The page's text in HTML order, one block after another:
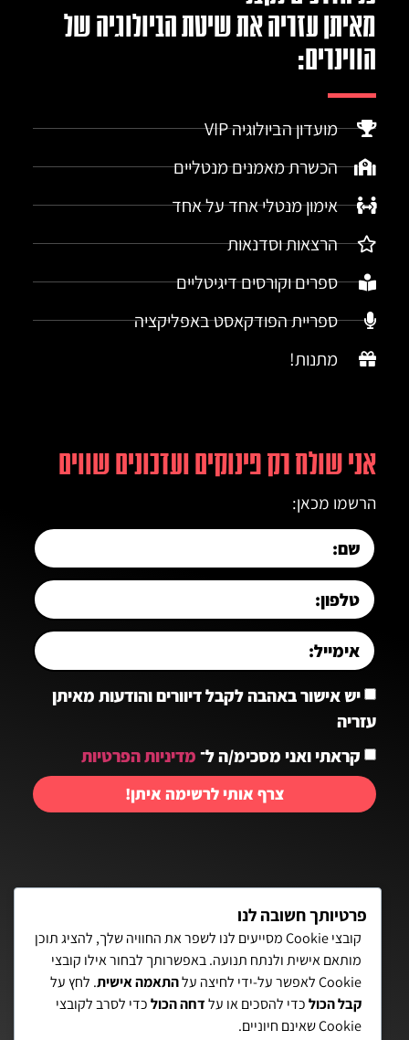
מאיתן עזריה את שיטת הביולוגיה של
הווינרים:
מועדון הביולוגיה VIP
הכשרת מאמנים מנטליים
אימון מנטלי אחד על אחד
הרצאות וסדנאות
ספרים וקורסים דיגיטליים
ספריית הפודקאסט באפליקציה
מתנות!
אני שולח רק פינוקים ועדכונים שווים
הרשמו מכאן:
יש אישור באהבה לקבל דיוורים והודעות מאיתן
עזריה
קראתי ואני מסכימ/ה ל־ מדיניות הפרטיות
צרף אותי לרשימה איתן!
יצירת קשר:
פאת השולחן 15, תל-אביב
072-3972700
פרטיותך חשובה לנו
קובצי Cookie מסייעים לנו לשפר את החוויה שלך, להציג תוכן
מותאם אישית ולנתח תנועה. באפשרותך לבחור אילו קובצי
Cookie לאפשר על-ידי לחיצה על
התאמה אישית. לחץ על
קבל הכולכדי להסכים או עלדחה הכולכדי לסרב לקובצי
Cookie שאינם חיוניים.